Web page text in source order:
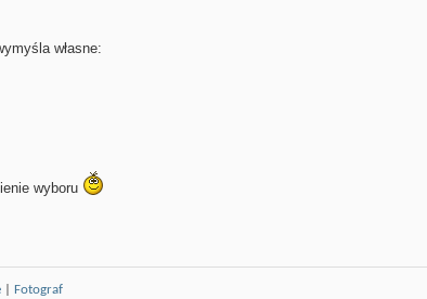
własne:
wyboru
Fotograf